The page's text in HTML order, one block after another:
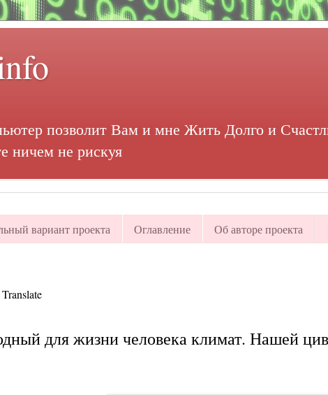
позволит Вам и мне Жить Долго и
ничем не рискуя
вариант проекта Оглавление Об авторе проекта
Translate
для жизни человека климат. Нашей